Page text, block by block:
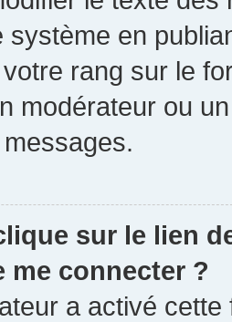
système en
votre rang sur le
modérateur ou
sur le lien
me connecter ?
a activé